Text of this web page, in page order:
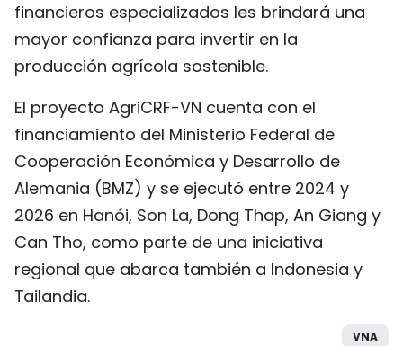
financieros especializados les brindará una
mayor confianza para invertir en la
producción agrícola sostenible.
El proyecto AgriCRF-VN cuenta con el
financiamiento del Ministerio Federal de
Cooperación Económica y Desarrollo de
Alemania (BMZ) y se ejecutó entre 2024 y
2026 en Hanói, Son La, Dong Thap, An Giang y
Can Tho, como parte de una iniciativa
regional que abarca también a Indonesia y
Tailandia.
VNA